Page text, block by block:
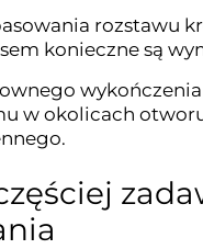
rozstawu
konieczne są
w okolicach